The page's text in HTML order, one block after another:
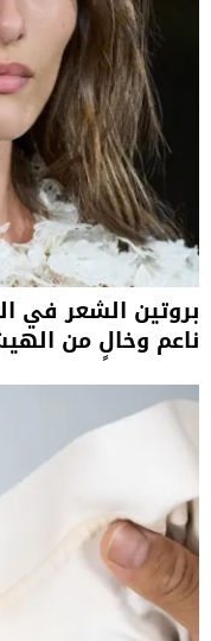
بروتين الشعر في
ناعم وخالٍ من